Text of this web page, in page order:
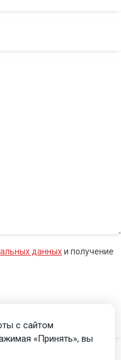
данныхи получение
с сайтом
«Принять», вы